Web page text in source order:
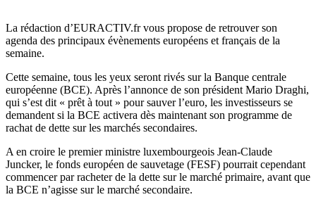
La rédaction d’EURACTIV.fr vous propose de retrouver son
agenda des principaux évènements européens et français de la
semaine.
Cette semaine, tous les yeux seront rivés sur la Banque centrale
européenne (BCE). Après l’annonce de son président Mario Draghi,
qui s’est dit « prêt à tout » pour sauver l’euro, les investisseurs se
demandent si la BCE activera dès maintenant son programme de
rachat de dette sur les marchés secondaires.
A en croire le premier ministre luxembourgeois Jean-Claude
Juncker, le fonds européen de sauvetage (FESF) pourrait cependant
commencer par racheter de la dette sur le marché primaire, avant que
la BCE n’agisse sur le marché secondaire.